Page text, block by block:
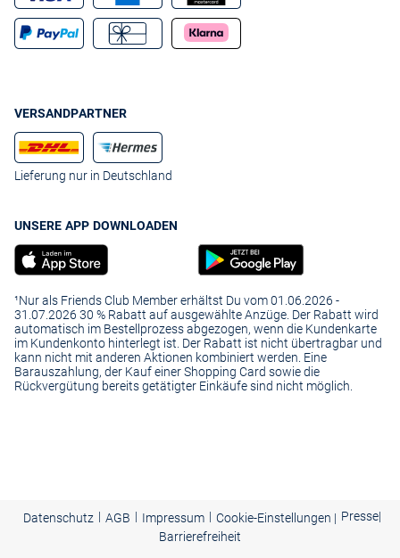
VERSANDPARTNER
Lieferung nur in Deutschland
UNSERE APP DOWNLOADEN
¹Nur als Friends Club Member erhältst Du vom 01.06.2026 -
31.07.2026 30 % Rabatt auf ausgewählte Anzüge. Der Rabatt wird
automatisch im Bestellprozess abgezogen, wenn die Kundenkarte
im Kundenkonto hinterlegt ist. Der Rabatt ist nicht übertragbar und
kann nicht mit anderen Aktionen kombiniert werden. Eine
Barauszahlung, der Kauf einer Shopping Card sowie die
Rückvergütung bereits getätigter Einkäufe sind nicht möglich.
Datenschutz | AGB | Impressum | Cookie-Einstellungen | Presse|
Barrierefreiheit